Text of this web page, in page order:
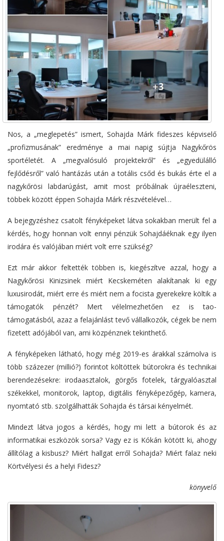
Nos, a „meglepetés” ismert, Sohajda Márk fideszes képviselő
„profizmusának” eredménye a mai napig sújtja Nagykőrös
sportéletét. A „megvalósuló projektekről” és „egyedülálló
fejlődésről” való hantázás után a totális csőd és bukás érte el a
nagykőrösi labdarúgást, amit most próbálnak újraéleszteni,
többek között éppen Sohajda Márk részvételével…
A bejegyzéshez csatolt fényképeket látva sokakban merült fel a
kérdés, hogy honnan volt ennyi pénzük Sohajdáéknak egy ilyen
irodára és valójában miért volt erre szükség?
Ezt már akkor feltették többen is, kiegészítve azzal, hogy a
Nagykőrösi Kinizsinek miért Kecskeméten alakítanak ki egy
luxusirodát, miért erre és miért nem a focista gyerekekre költik a
támogatók pénzét? Mert vélelmezhetően ez is tao-
támogatásból, azaz a felajánlást tevő vállalkozók, cégek be nem
fizetett adójából van, ami közpénznek tekinthető.
A fényképeken látható, hogy még 2019-es árakkal számolva is
több százezer (millió?) forintot költöttek bútorokra és technikai
berendezésekre: irodaasztalok, görgős fotelek, tárgyalóasztal
székekkel, monitorok, laptop, digitális fényképezőgép, kamera,
nyomtató stb. szolgálhatták Sohajda és társai kényelmét.
Mindezt látva jogos a kérdés, hogy mi lett a bútorok és az
informatikai eszközök sorsa? Vagy ez is Kókán kötött ki, ahogy
állítólag a kisbusz? Miért hallgat erről Sohajda? Miért falaz neki
Körtvélyesi és a helyi Fidesz?
könyvelő